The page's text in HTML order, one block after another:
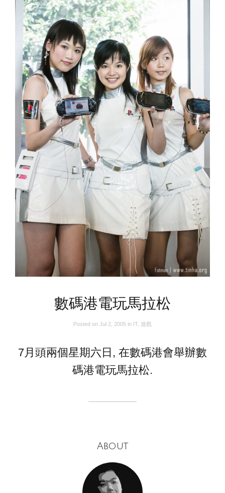
數碼港電玩馬拉松
Posted on Jul 2, 2005 in IT, 遊戲
7月頭兩個星期六日, 在數碼港會舉辦數
碼港電玩馬拉松.
About